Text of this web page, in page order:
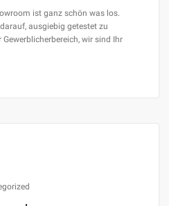
ist ganz schön was los.
ausgiebig getestet zu
wir sind Ihr